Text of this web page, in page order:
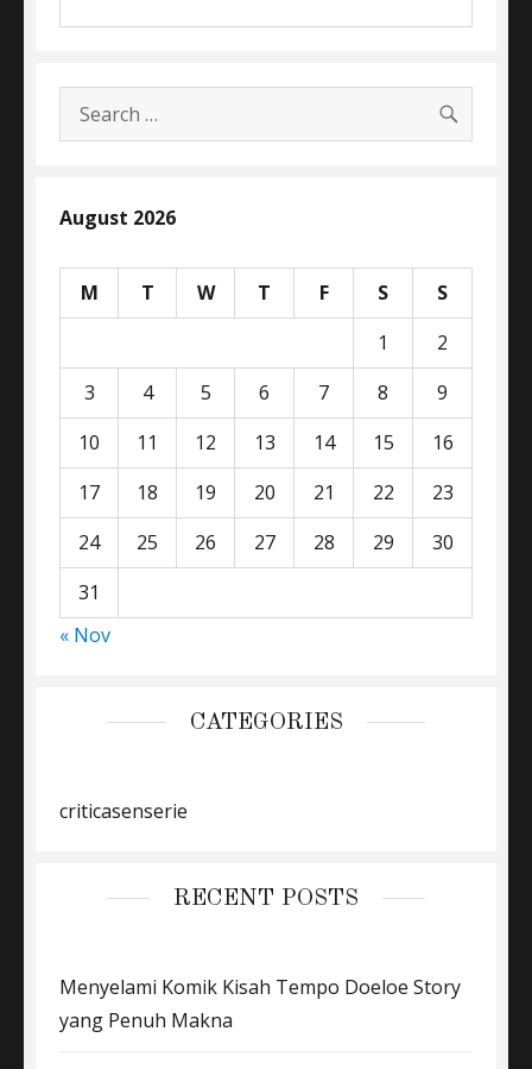
Search
for:
August 2026
M T W T F S
S
1
2
3
4 5 6 7 8
9
10
11 12 13 14 15
16
17
18 19 20 21 22
23
24
25 26 27 28 29
30
31
« Nov
CATEGORIES
criticasenserie
RECENT POSTS
Menyelami Komik Kisah Tempo Doeloe Story
yang Penuh Makna